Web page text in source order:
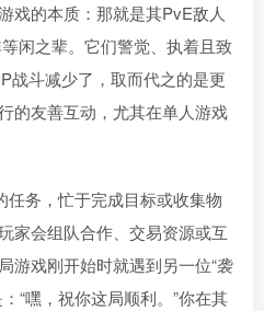
戏的本质：那就是其PvE敌人
闲之辈。它们警觉、执着且致
战斗减少了，取而代之的是更
的友善互动，尤其在单人游戏
任务，忙于完成目标或收集物
家会组队合作、交易资源或互
游戏刚开始时就遇到另一位“袭
“嘿，祝你这局顺利。”你在其